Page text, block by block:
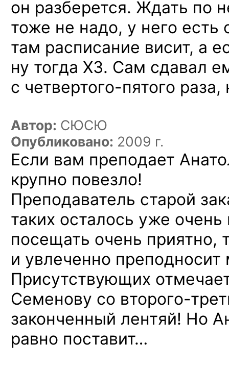
он разберется. Ждать по
тоже не надо, у него есть
там расписание висит, а
ну тогда ХЗ. Сам сдавал
с четвертого-пятого раза,
Автор: СЮСЮ
Опубликовано: 2009 г.
Если вам преподает
крупно повезло!
Преподаватель старой
таких осталось уже
посещать очень приятно,
и увлеченно преподносит
Присутствующих
Семенову со второго-
законченный лентяй! Но
равно поставит…